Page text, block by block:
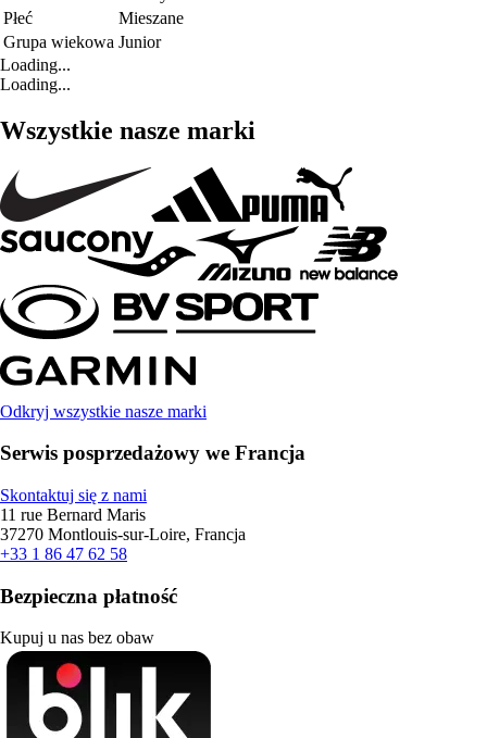
Płeć
Mieszane
Grupa wiekowa Junior
Loading...
Loading...
Wszystkie nasze marki
Odkryj wszystkie nasze marki
Serwis posprzedażowy we Francja
Skontaktuj się z nami
11 rue Bernard Maris
37270 Montlouis-sur-Loire, Francja
+33 1 86 47 62 58
Bezpieczna płatność
Kupuj u nas bez obaw